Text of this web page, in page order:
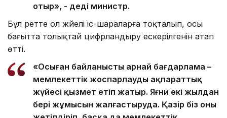
отыр», - деді министр.
Бұл ретте ол жүйелі іс-шараларға тоқталып, осы
бағытта толықтай цифрландыру ескерілгенін атап
өтті.
«Осыған байланысты арнай бағдарлама –
мемлекеттік жоспарлаудың ақпараттық
жүйесі қызмет етіп жатыр. Яғни екі жылдан
бері жұмысын жалғастыруда. Қазір біз оны